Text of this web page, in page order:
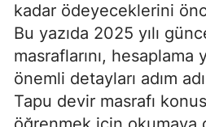
kadar ödeyeceklerini
Bu yazıda 2025 yılı
masraflarını,
önemli detayları adım
Tapu devir masrafı